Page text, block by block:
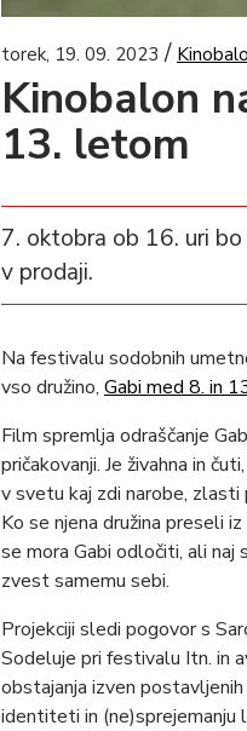
torek, 19. 09. 2023 /
Kinobalon
13. letom
7. oktobra ob 16. uri
v prodaji.
Na festivalu sodobnih
vso družino, Gabi med 8. in
Film spremlja odraščanje
pričakovanji. Je živahna in
v svetu kaj zdi narobe,
Ko se njena družina preseli
se mora Gabi odločiti, ali
zvest samemu sebi.
Projekciji sledi pogovor s
Sodeluje pri festivalu Itn. in
obstajanja izven
identiteti in (ne)sprejemanju